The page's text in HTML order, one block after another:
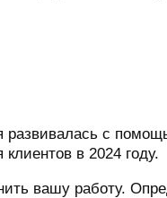
с
в 2024 году.
вашу работу.